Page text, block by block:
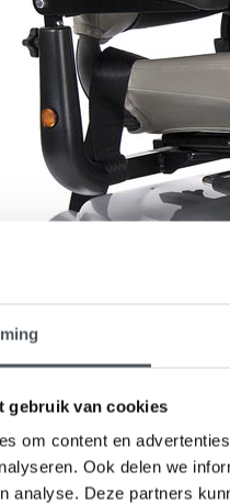
gebruik van cookies
om content en
Ook delen we
analyse. Deze partners